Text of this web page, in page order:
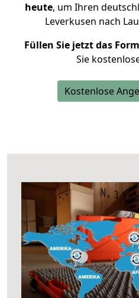
heute, um Ihren
Leverkusen nach
Füllen Sie jetzt das
Sie
Kostenlose